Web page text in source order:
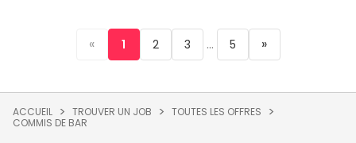
« 1 2 3 ... 5 »
ACCUEIL TROUVER UN JOB
TOUTES LES OFFRES
COMMIS DE BAR